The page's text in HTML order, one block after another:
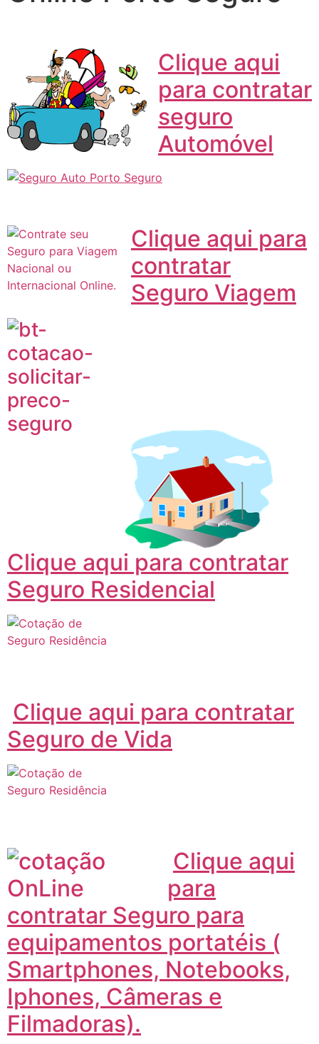
Clique aqui
para contratar
seguro
Automóvel
Clique aqui para
contratar
Seguro Viagem
Clique aqui para contratar
Seguro Residencial
Clique aqui para contratar
Seguro de Vida
Clique aqui
para
contratar Seguro para
equipamentos portatéis (
Smartphones, Notebooks,
Iphones, Câmeras e
Filmadoras).